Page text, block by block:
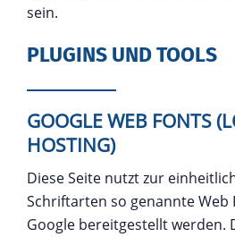
sein.
PLUGINS UND TOOLS
GOOGLE WEB FONTS
HOSTING)
Diese Seite nutzt zur
Schriftarten so genannte Web
Google bereitgestellt werden.